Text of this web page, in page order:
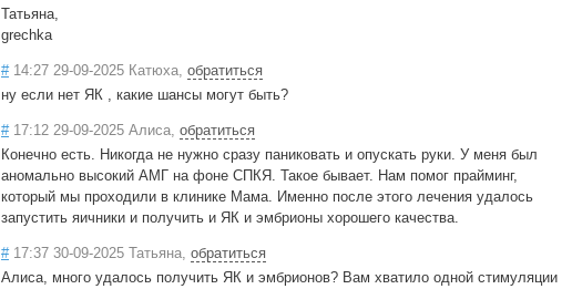
Татьяна,
grechka
#14:27 29-09-2025 Катюха, обратиться
ну если нет ЯК , какие шансы могут быть?
#17:12 29-09-2025 Алиса, обратиться
Конечно есть. Никогда не нужно сразу паниковать и опускать руки. У меня был
аномально высокий АМГ на фоне СПКЯ. Такое бывает. Нам помог прайминг,
который мы проходили в клинике Мама. Именно после этого лечения удалось
запустить яичники и получить и ЯК и эмбрионы хорошего качества.
#17:37 30-09-2025 Татьяна, обратиться
Алиса, много удалось получить ЯК и эмбрионов? Вам хватило одной стимуляции